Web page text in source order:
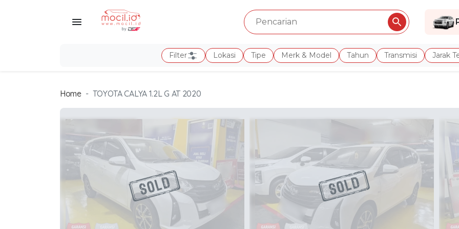
Filter Lokasi Tipe Merk & Model Tahun Transmisi Jarak
Home TOYOTA CALYA 1.2L G AT 2020